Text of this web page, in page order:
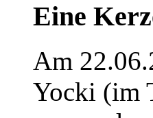
Eine
Am
Yocki (im